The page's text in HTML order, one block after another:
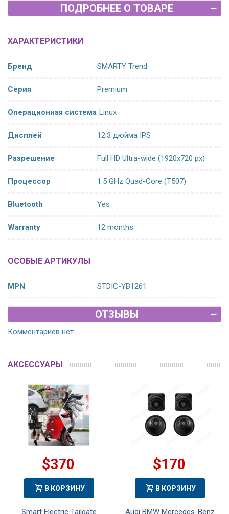
ПОДРОБНЕЕ О ТОВАРЕ
ХАРАКТЕРИСТИКИ
Бренд SMARTY Trend
Серия Premium
Операционная система Linux
Дисплей 12.3 дюйма IPS
Разрешение Full HD Ultra-wide (1920x720 px)
Процессор 1.5 GHz Quad-Core (T507)
Bluetooth Yes
Warranty 12 months
ОСОБЫЕ АРТИКУЛЫ
MPN STDIC-YB1261
ОТЗЫВЫ
Комментариев нет
АКСЕССУАРЫ
$370
В КОРЗИНУ
Smart Electric Tailgate
$170
В КОРЗИНУ
Audi BMW Mercedes-Benz